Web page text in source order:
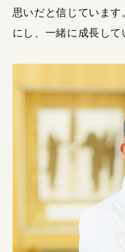
思いだと信じていま
にし、一緒に成長して